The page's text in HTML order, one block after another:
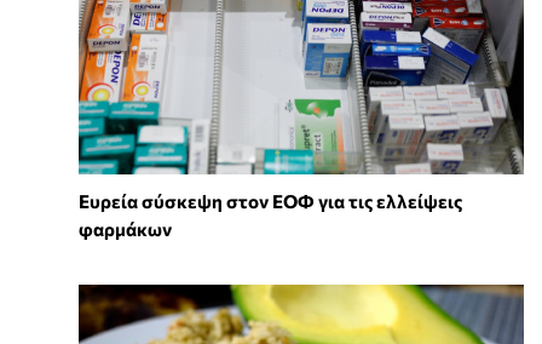
Ευρεία σύσκεψη στον ΕΟΦ για τις ελλείψεις
φαρμάκων